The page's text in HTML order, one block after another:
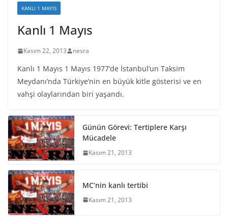
KANLI 1 MAYIS
Kanlı 1 Mayıs
Kasım 22, 2013 nesra
Kanlı 1 Mayıs 1 Mayıs 1977’de İstanbul’un Taksim
Meydanı’nda Türkiye’nin en büyük kitle gösterisi ve en
vahşi olaylarından biri yaşandı.
Günün Görevi: Tertiplere Karşı
Mücadele
Kasım 21, 2013
MC’nin kanlı tertibi
Kasım 21, 2013